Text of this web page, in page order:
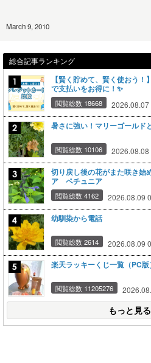
March 9, 2010
総合記事ランキング
【賢く貯めて、賢く使おう
で支払いをお得に！✨
閲覧総数 18668 2026.08.07
暑さに強い！マリーゴールド
閲覧総数 10106 2026.08.08
切り戻し後の花がまた咲き
ア ペチュニア
閲覧総数 4162 2026.08.09
幼馴染から電話
閲覧総数 2614 2026.08.09
楽天ラッキーくじ一覧（PC版
閲覧総数 11205276
もっと見る